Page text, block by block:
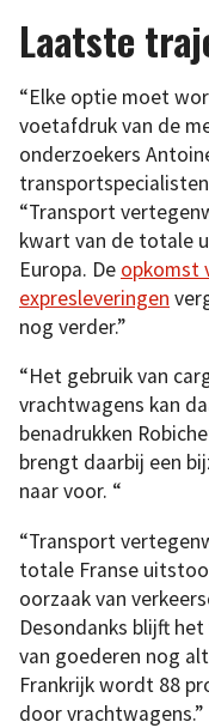
Laatste
“Elke optie moet
voetafdruk van de
onderzoekers
“Transport
kwart van de totale
Europa. De opkomst
expresleveringen
nog verder.”
“Het gebruik van
vrachtwagens kan
benadrukken
brengt daarbij een
naar voor. “
“Transport
totale Franse
oorzaak van
Desondanks blijft
van goederen nog
Frankrijk wordt 88
door vrachtwagens.”